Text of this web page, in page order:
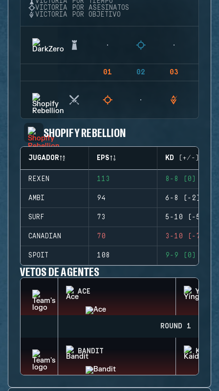
VICTORIA POR ASESINATOS
VICTORIA POR OBJETIVO
01 02 03
SHOPIFY REBELLION
JUGADOR EPS KD (+/-)
REXEN 113 8-8 (0)
AMBI 94 6-8 (-2)
SURF 73 5-10 (-5)
CANADIAN 70 3-10 (-7)
SPOIT 108 9-9 (0)
VETOS DE AGENTES
ACE YING
ROUND 1
BANDIT KAID